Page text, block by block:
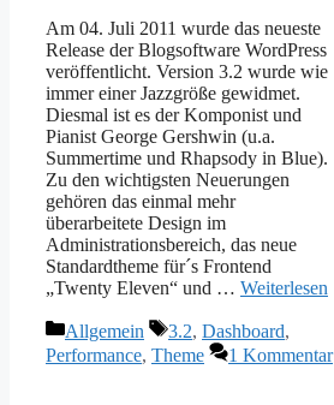
Am 04. Juli 2011 wurde das neueste
Release der Blogsoftware WordPress
veröffentlicht. Version 3.2 wurde wie
immer einer Jazzgröße gewidmet.
Diesmal ist es der Komponist und
Pianist George Gershwin (u.a.
Summertime und Rhapsody in Blue).
Zu den wichtigsten Neuerungen
gehören das einmal mehr
überarbeitete Design im
Administrationsbereich, das neue
Standardtheme für´s Frontend
„Twenty Eleven“ und … Weiterlesen
Kategorien
Allgemein Schlagwörter
3.2, Dashboard,
Performance, Theme 1 Kommentar